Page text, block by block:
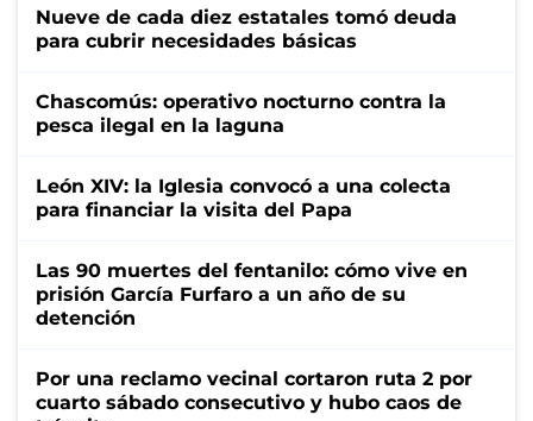
Nueve de cada diez estatales tomó deuda
para cubrir necesidades básicas
Chascomús: operativo nocturno contra la
pesca ilegal en la laguna
León XIV: la Iglesia convocó a una colecta
para financiar la visita del Papa
Las 90 muertes del fentanilo: cómo vive en
prisión García Furfaro a un año de su
detención
Por una reclamo vecinal cortaron ruta 2 por
cuarto sábado consecutivo y hubo caos de